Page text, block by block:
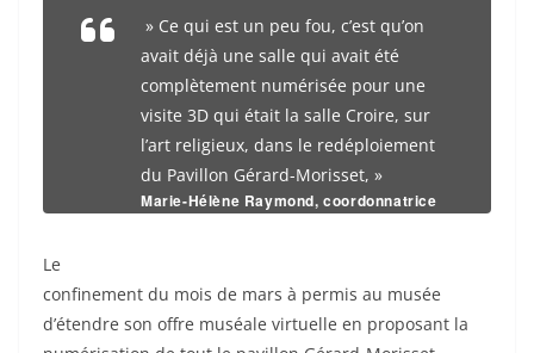
» Ce qui est un peu fou, c’est qu’on
avait déjà une salle qui avait été
complètement numérisée pour une
visite 3D qui était la salle Croire, sur
l’art religieux, dans le redéploiement
du Pavillon Gérard-Morisset, »
Marie-Hélène Raymond, coordonnatrice
Le
confinement du mois de mars à permis au musée
d’étendre son offre muséale virtuelle en proposant la